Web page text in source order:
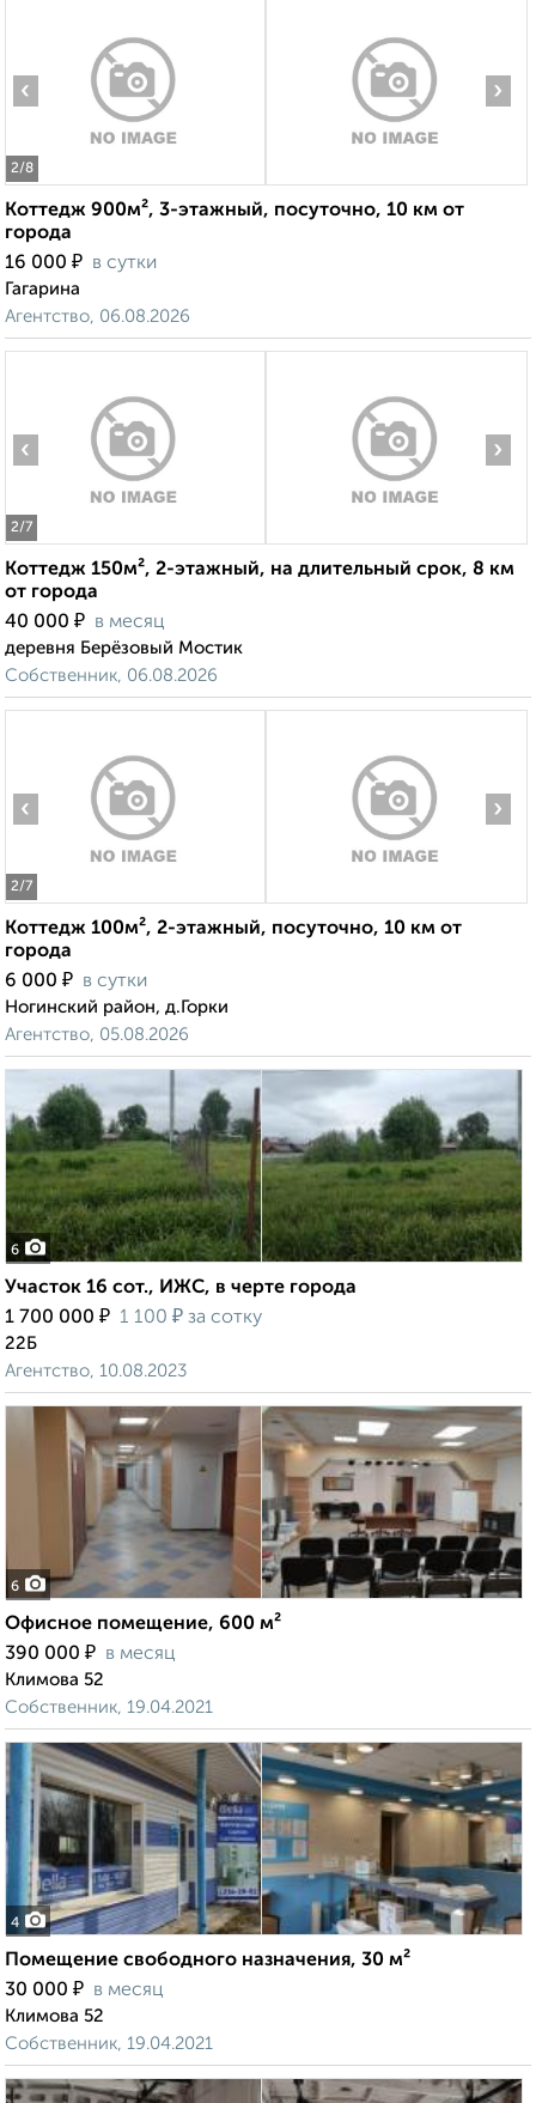
2/8
‹ ›
Коттедж 900м², 3-этажный, посуточно, 10 км от
города
16 000 ₽ в сутки
Гагарина
Агентство, 06.08.2026
2/7
‹ ›
Коттедж 150м², 2-этажный, на длительный срок, 8 км
от города
40 000 ₽ в месяц
деревня Берёзовый Мостик
Собственник, 06.08.2026
2/7
‹ ›
Коттедж 100м², 2-этажный, посуточно, 10 км от
города
6 000 ₽ в сутки
Ногинский район, д.Горки
Агентство, 05.08.2026
6
Участок 16 сот., ИЖС, в черте города
1 700 000 ₽ 1 100 ₽ за сотку
22Б
Агентство, 10.08.2023
6
Офисное помещение, 600 м²
390 000 ₽ в месяц
Климова 52
Собственник, 19.04.2021
4
Помещение свободного назначения, 30 м²
30 000 ₽ в месяц
Климова 52
Собственник, 19.04.2021